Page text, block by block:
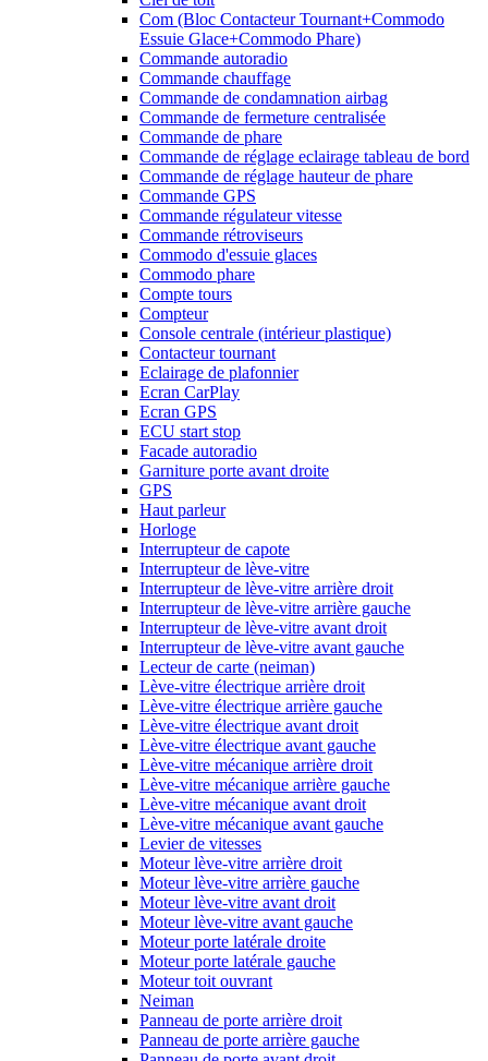
Com (Bloc Contacteur Tournant+Commodo
Essuie Glace+Commodo Phare)
Commande autoradio
Commande chauffage
Commande de condamnation airbag
Commande de fermeture centralisée
Commande de phare
Commande de réglage eclairage tableau de bord
Commande de réglage hauteur de phare
Commande GPS
Commande régulateur vitesse
Commande rétroviseurs
Commodo d'essuie glaces
Commodo phare
Compte tours
Compteur
Console centrale (intérieur plastique)
Contacteur tournant
Eclairage de plafonnier
Ecran CarPlay
Ecran GPS
ECU start stop
Facade autoradio
Garniture porte avant droite
GPS
Haut parleur
Horloge
Interrupteur de capote
Interrupteur de lève-vitre
Interrupteur de lève-vitre arrière droit
Interrupteur de lève-vitre arrière gauche
Interrupteur de lève-vitre avant droit
Interrupteur de lève-vitre avant gauche
Lecteur de carte (neiman)
Lève-vitre électrique arrière droit
Lève-vitre électrique arrière gauche
Lève-vitre électrique avant droit
Lève-vitre électrique avant gauche
Lève-vitre mécanique arrière droit
Lève-vitre mécanique arrière gauche
Lève-vitre mécanique avant droit
Lève-vitre mécanique avant gauche
Levier de vitesses
Moteur lève-vitre arrière droit
Moteur lève-vitre arrière gauche
Moteur lève-vitre avant droit
Moteur lève-vitre avant gauche
Moteur porte latérale droite
Moteur porte latérale gauche
Moteur toit ouvrant
Neiman
Panneau de porte arrière droit
Panneau de porte arrière gauche